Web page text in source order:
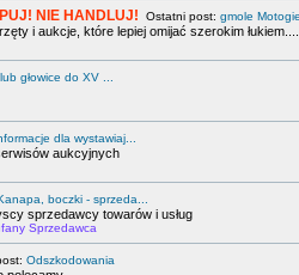
NIE HANDLUJ! Ostatni post: gmole
i aukcje, które lepiej omijać szerokim
głowice do XV ...
dla wystawiaj...
aukcyjnych
boczki - sprzeda...
sprzedawcy towarów i usług
Sprzedawca
Odszkodowania